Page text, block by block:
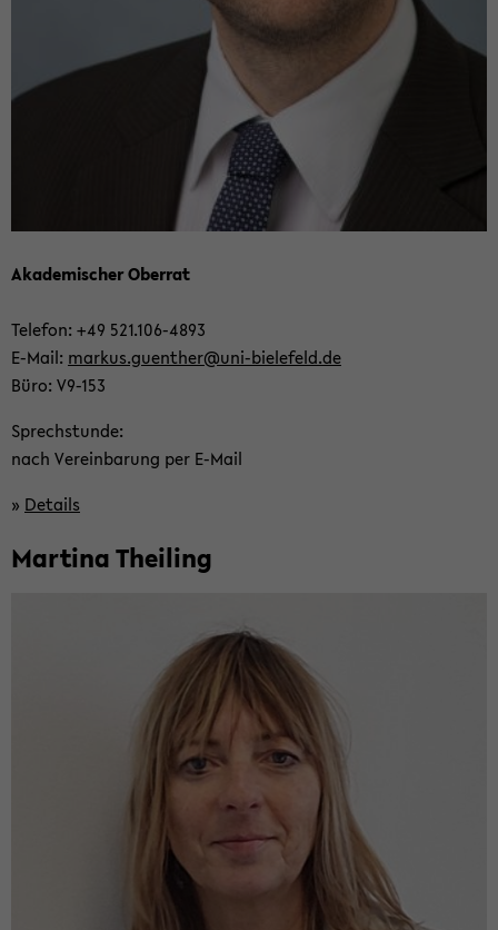
Aka­de­mi­scher Ober­rat
Te­le­fon: +49 521.106-​4893
E-​Mail: mar­kus.guen­ther@uni-​bielefeld.de
Büro: V9-​153
Sprech­stun­de:
nach Ver­ein­ba­rung per E-​Mail
» De­tails
Mar­ti­na Thei­ling